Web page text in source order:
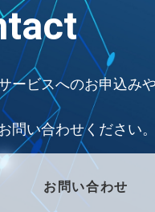
ービスへのお申込み
問い合わせください。
お問い合わせ